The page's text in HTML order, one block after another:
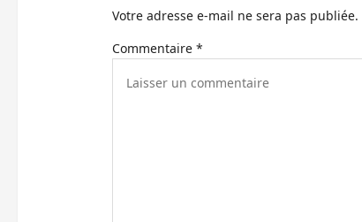
’
a
Votre adresse e-mail ne sera pas publiée.
Commentaire *